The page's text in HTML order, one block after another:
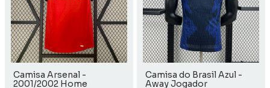
Camisa Arsenal -
2001/2002 Home
Camisa do Brasil Azul -
Away Jogador